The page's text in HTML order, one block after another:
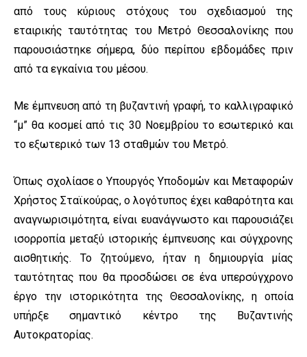
από τους κύριους στόχους του σχεδιασμού της
εταιρικής ταυτότητας του Μετρό Θεσσαλονίκης που
παρουσιάστηκε σήμερα, δύο περίπου εβδομάδες πριν
από τα εγκαίνια του μέσου.
Με έμπνευση από τη βυζαντινή γραφή, το καλλιγραφικό
“μ” θα κοσμεί από τις 30 Νοεμβρίου το εσωτερικό και
το εξωτερικό των 13 σταθμών του Μετρό.
Όπως σχολίασε ο Υπουργός Υποδομών και Μεταφορών
Χρήστος Σταϊκούρας, ο λογότυπος έχει καθαρότητα και
αναγνωρισιμότητα, είναι ευανάγνωστο και παρουσιάζει
ισορροπία μεταξύ ιστορικής έμπνευσης και σύγχρονης
αισθητικής. Το ζητούμενο, ήταν η δημιουργία μίας
ταυτότητας που θα προσδώσει σε ένα υπερσύγχρονο
έργο την ιστορικότητα της Θεσσαλονίκης, η οποία
υπήρξε σημαντικό κέντρο της Βυζαντινής
Αυτοκρατορίας.